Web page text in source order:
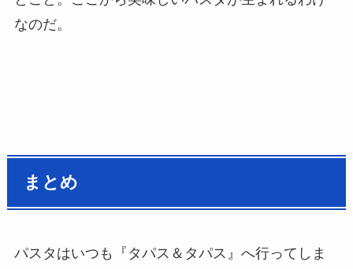
なのだ。
まとめ
パスタはいつも『タパス＆タパス』へ行ってしま